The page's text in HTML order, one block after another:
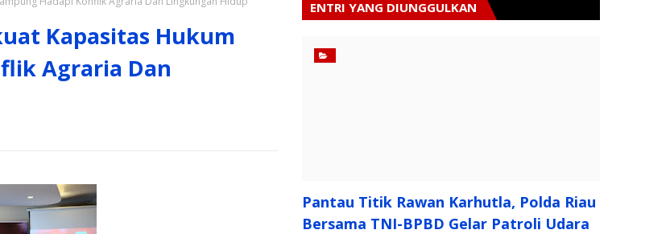
Kapasitas Hukum
Agraria Dan
ENTRI YANG DIUNGGULKAN
Pantau Titik Rawan Karhutla, Polda Riau
Bersama TNI-BPBD Gelar Patroli Udara